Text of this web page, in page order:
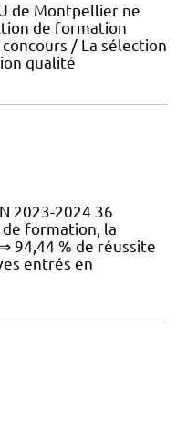
de Montpellier ne
de formation
/ La sélection
qualité
2023-2024 36
formation, la
94,44 % de réussite
entrés en